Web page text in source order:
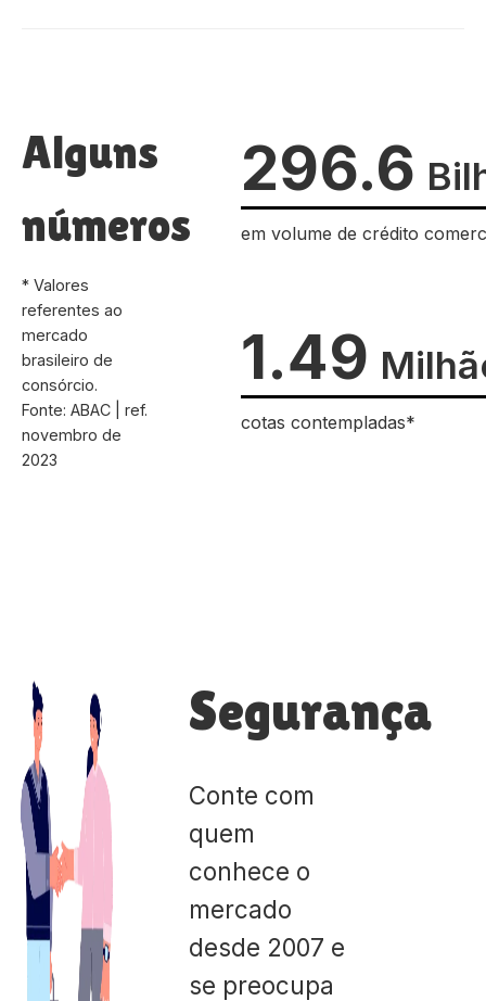
Alguns
números
* Valores
referentes ao
mercado
brasileiro de
consórcio.
Fonte: ABAC | ref.
novembro de
2023
296.6
em volume de crédito
1.49
cotas contempladas*
Segurança
Conte com
quem
conhece o
mercado
desde 2007 e
se preocupa